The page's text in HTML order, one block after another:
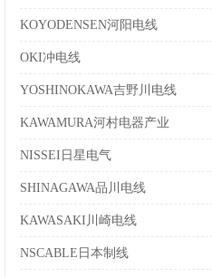
KOYODENSEN河阳电线
OKI冲电线
YOSHINOKAWA吉野川电线
KAWAMURA河村电器产业
NISSEI日星电气
SHINAGAWA品川电线
KAWASAKI川崎电线
NSCABLE日本制线